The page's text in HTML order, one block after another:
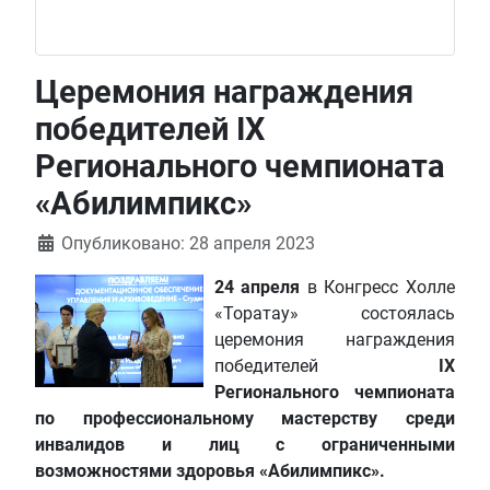
Церемония награждения
победителей IХ
Регионального чемпионата
«Абилимпикс»
Информация о материале
Опубликовано: 28 апреля 2023
24 апреля в Конгресс Холле
«Торатау» состоялась
церемония награждения
победителей
IХ
Регионального чемпионата
по профессиональному мастерству среди
инвалидов и лиц с ограниченными
возможностями здоровья «Абилимпикс».